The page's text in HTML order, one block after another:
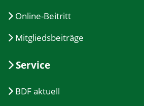
Online-Beitritt
Mitgliedsbeiträge
Service
BDF aktuell